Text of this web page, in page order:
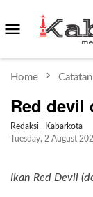
to
Mobile
Home
Red devil
Redaksi | Kabarkota
Tuesday, 2 August
Ikan Red Devil